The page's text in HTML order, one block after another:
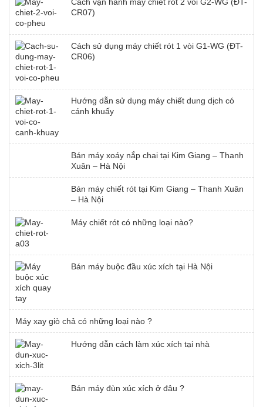
Cách vận hành máy chiết rót 2 vòi G2-WG (ĐT-
CR07)
Cách sử dụng máy chiết rót 1 vòi G1-WG (ĐT-
CR06)
Hướng dẫn sử dụng máy chiết dung dịch có
cánh khuấy
Bán máy xoáy nắp chai tại Kim Giang – Thanh
Xuân – Hà Nội
Bán máy chiết rót tại Kim Giang – Thanh Xuân
– Hà Nội
Máy chiết rót có những loại nào?
Bán máy buộc đầu xúc xích tại Hà Nội
Máy xay giò chả có những loại nào ?
Hướng dẫn cách làm xúc xích tại nhà
Bán máy đùn xúc xích ở đâu ?